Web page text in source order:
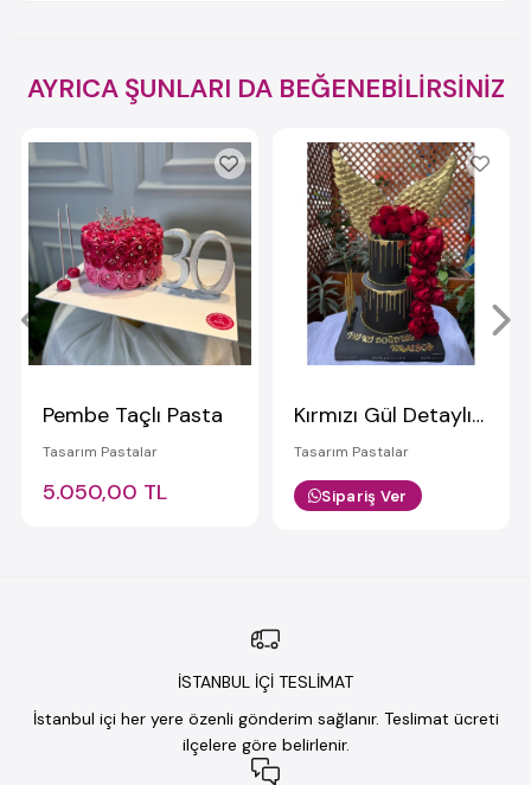
AYRICA ŞUNLARI DA BEĞENEBİLİRSİNİZ
Pembe Taçlı Pasta
Tasarım Pastalar
5.050,00 TL
Kırmızı Gül Detaylı Tasarım Pasta
Tasarım Pastalar
Sipariş Ver
İSTANBUL İÇİ TESLİMAT
İstanbul içi her yere özenli gönderim sağlanır. Teslimat ücreti
ilçelere göre belirlenir.